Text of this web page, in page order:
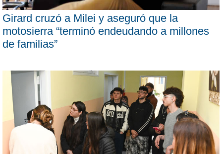
Girard cruzó a Milei y aseguró que la
motosierra “terminó endeudando a millones
de familias”